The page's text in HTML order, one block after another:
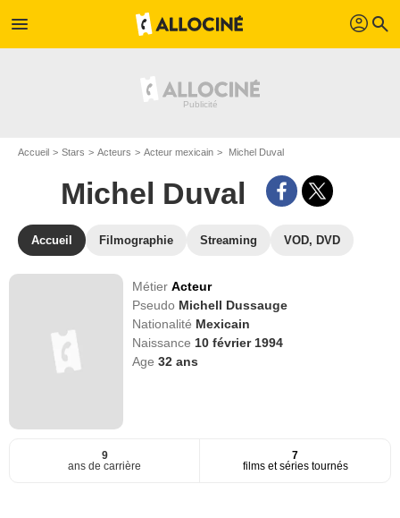
menu profil search
Accueil Stars Acteurs Acteur mexicain Michel Duval
Michel Duval
Accueil Filmographie Streaming VOD, DVD
MétierActeur
Pseudo Michell Dussauge
Nationalité Mexicain
Naissance 10 février 1994
Age32 ans
9
ans de carrière
7
films et séries tournés